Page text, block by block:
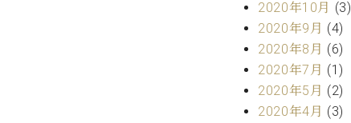
2020年10月 (3)
2020年9月 (4)
2020年8月 (6)
2020年7月 (1)
2020年5月 (2)
2020年4月 (3)